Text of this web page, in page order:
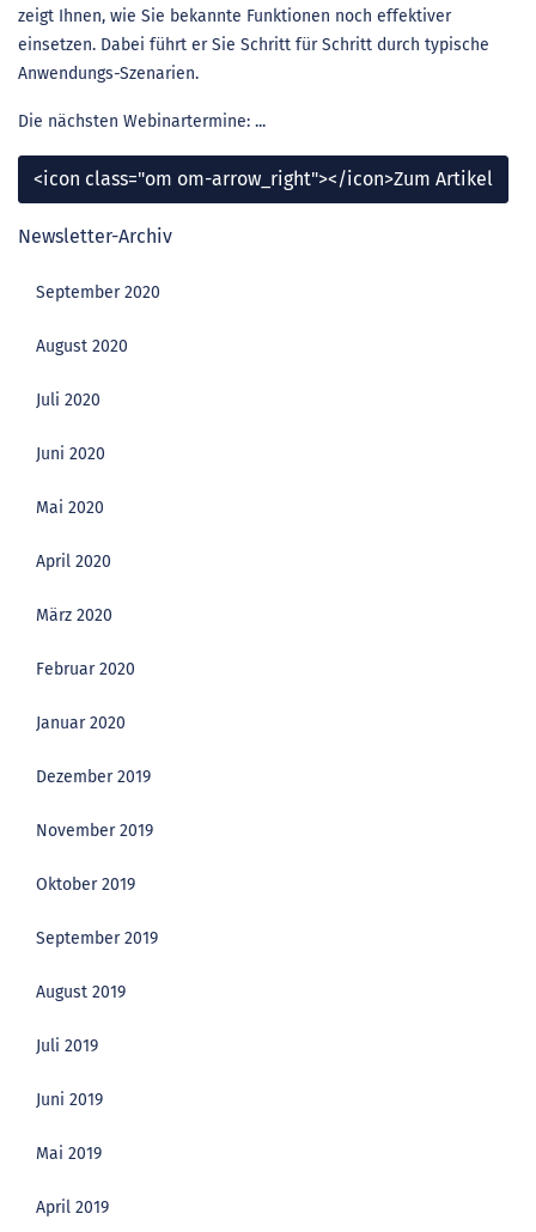
zeigt Ihnen, wie Sie bekannte Funktionen noch effektiver
einsetzen. Dabei führt er Sie Schritt für Schritt durch typische
Anwendungs-Szenarien.
Die nächsten Webinartermine: ...
<icon class="om om-arrow_right"></icon>Zum Artikel
Newsletter-Archiv
September 2020
August 2020
Juli 2020
Juni 2020
Mai 2020
April 2020
März 2020
Februar 2020
Januar 2020
Dezember 2019
November 2019
Oktober 2019
September 2019
August 2019
Juli 2019
Juni 2019
Mai 2019
April 2019